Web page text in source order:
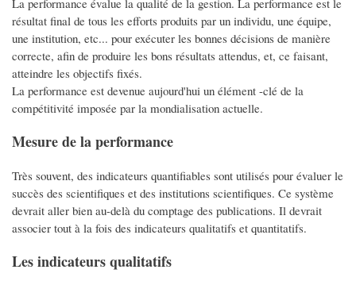
La performance évalue la qualité de la gestion. La performance est le
résultat final de tous les efforts produits par un individu, une équipe,
une institution, etc... pour exécuter les bonnes décisions de manière
correcte, afin de produire les bons résultats attendus, et, ce faisant,
atteindre les objectifs fixés.
La performance est devenue aujourd'hui un élément -clé de la
compétitivité imposée par la mondialisation actuelle.
Mesure de la performance
Très souvent, des indicateurs quantifiables sont utilisés pour évaluer le
succès des scientifiques et des institutions scientifiques. Ce système
devrait aller bien au-delà du comptage des publications. Il devrait
associer tout à la fois des indicateurs qualitatifs et quantitatifs.
Les indicateurs qualitatifs